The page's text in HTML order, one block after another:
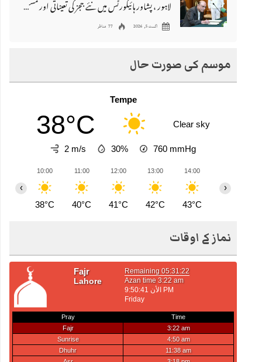
لاہور ، پشاور ہائیکورٹس میں نئے ججز کی تعیناتی اور مستقلی التواء کا شکار
اگست 5, 2026 77 مناظر
موسم کی صورت حال
Tempe
38°C Clear sky
2 m/s 30% 760 mmHg
10:00
38°C
11:00
40°C
12:00
41°C
13:00
42°C
14:00
43°C
‹ ›
نماز کے اوقات